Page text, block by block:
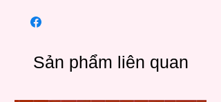
Sản phẩm liên quan